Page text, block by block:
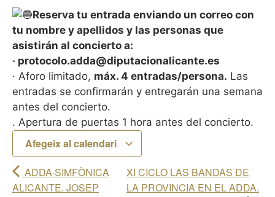
Reserva tu entrada enviando un correo con
tu nombre y apellidos y las personas que
asistirán al concierto a:
· protocolo.adda@diputacionalicante.es
· Aforo limitado, máx. 4 entradas/persona. Las
entradas se confirmarán y entregarán una semana
antes del concierto.
. Apertura de puertas 1 hora antes del concierto.
Afegeix al calendari
ADDA·SIMFÒNICA
ALICANTE. JOSEP
XI CICLO LAS BANDAS DE
LA PROVINCIA EN EL ADDA.